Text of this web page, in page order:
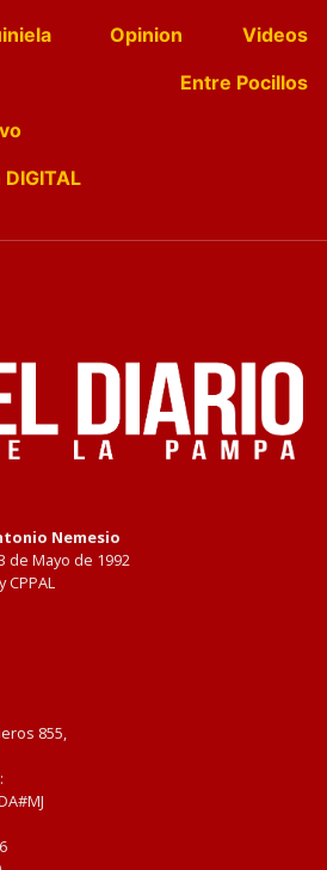
Opinion
Videos
Entre Pocillos
Nemesio
de Mayo de 1992
CPPAL
855,